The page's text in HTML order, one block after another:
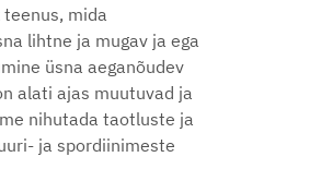
mida
lihtne ja mugav ja ega
üsna aeganõudev
alati ajas muutuvad ja
nihutada taotluste ja
ja spordiinimeste